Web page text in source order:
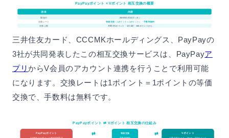
PayPayポイント × Vポイント 相互交換の概要
項目 内容
開始日
2026年3月24日（火）
交換レート
等価交換（1ポイント＝1ポイント）・手数料無料
交換上限
月間3万ポイント・1日1回・100ポイントから
三井住友カード、CCCMKホールディングス、PayPayの
3社が共同発表したこの相互交換サービスは、PayPayア
プリからV会員のアカウント連携を行うことで利用可能
になります。交換レートは1ポイント＝1ポイントの等価
交換で、手数料は無料です。
PayPayポイント ⇄ Vポイント 相互交換の仕組み
PayPayポイント ⇄
等価交換
⇄ Vポイント